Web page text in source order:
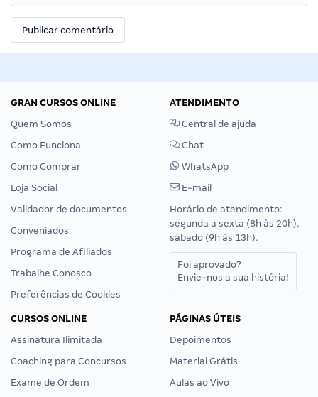
GRAN CURSOS ONLINE
Quem Somos
Como Funciona
Como Comprar
Loja Social
Validador de documentos
Conveniados
Programa de Afiliados
Trabalhe Conosco
Preferências de Cookies
ATENDIMENTO
Central de ajuda
Chat
WhatsApp
E-mail
Horário de atendimento:
segunda a sexta (8h às 20h),
sábado (9h às 13h).
Foi aprovado?
Envie-nos a sua história!
CURSOS ONLINE
Assinatura Ilimitada
Coaching para Concursos
Exame de Ordem
PÁGINAS ÚTEIS
Depoimentos
Material Grátis
Aulas ao Vivo